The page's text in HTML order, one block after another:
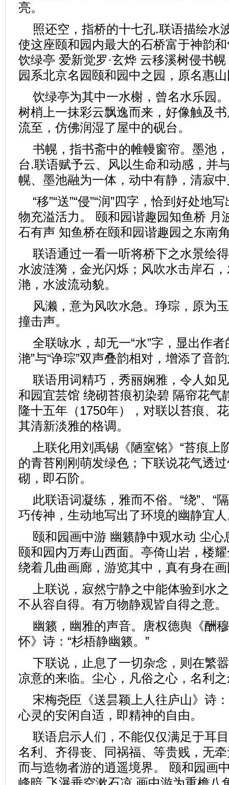
亮。
照还空，指桥的十七孔.联语描绘水
使这座颐和园内最大的石桥富于神韵
饮绿亭 爱新觉罗·玄烨 云移溪树侵书
园系北京名园颐和园中之园，原名惠
饮绿亭为其中一水榭，曾名水乐园
树梢上一抹彩云飘逸而来，好像触及
流至，仿佛润湿了屋中的砚台。
书幌，指书斋中的帷幔窗帘。墨池
台.联语赋予云、风以生命和动感，并
幌、墨池融为一体，动中有静，清寂
“移”“送”“侵”“润”四字，恰到好处地
物充溢活力。 颐和园谐趣园知鱼桥 月
石有声 知鱼桥在颐和园谐趣园之东南
联语通过一看一听将桥下之水景绘
水波涟漪，金光闪烁；风吹水击岸石
滟，水波流动貌。
风濑，意为风吹水急。琤琮，原为
撞击声。
全联咏水，却无一“水”字，显出作
滟”与“诤琮”双声叠韵相对，增添了音
联语用词精巧，秀丽娴雅，令人如
和园宜芸馆 绕砌苔痕初染碧 隔帘花气
隆十五年（1750年），对联以苔痕、
其清新淡雅的格调。
上联化用刘禹锡《陋室铭》“苔痕上
的青苔刚刚萌发绿色；下联说花气透
砌，即石阶。
此联语词凝练，雅而不俗。“绕”、“
巧传神，生动地写出了环境的幽静宜
颐和园画中游 幽籁静中观水动 尘
颐和园内万寿山西面。亭倚山岩，楼
绕着几曲画廊，游览其中，真有身在
上联说，寂然宁静之中能体验到水
不从容自得。有万物静观皆自得之意。
幽籁，幽雅的声音。唐权德舆《酬
怀》诗：“杉梧静幽籁。”
下联说，止息了一切杂念，则在繁
凉意的来临。尘心，凡俗之心，名利
宋梅尧臣《送昙颖上人往庐山》诗
心灵的安闲自适，即精神的自由。
联语启示人们，不能仅仅满足于耳
名利、齐得丧、同祸福、等贵贱，无
而与造物者游的逍遥境界。 颐和园画